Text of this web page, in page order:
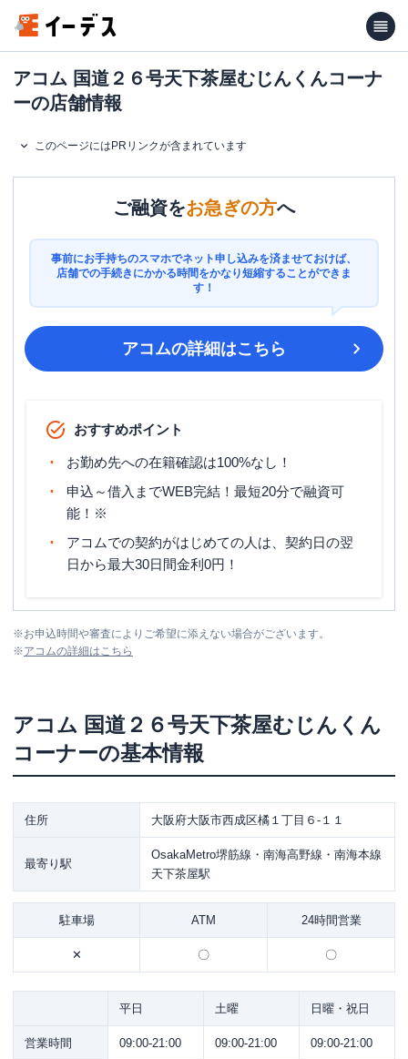
アコム 国道２６号天下茶屋むじんくんコーナ
ーの店舗情報
このページにはPRリンクが含まれています
ご融資をお急ぎの方へ
事前にお手持ちのスマホでネット申し込みを済ませておけば、
店舗での手続きにかかる時間をかなり短縮することができま
す！
アコムの詳細はこちら
おすすめポイント
お勤め先への在籍確認は100%なし！
申込～借入までWEB完結！最短20分で融資可
能！※
アコムでの契約がはじめての人は、契約日の翌
日から最大30日間金利0円！
※お申込時間や審査によりご希望に添えない場合がございます。
※アコムの詳細はこちら
アコム 国道２６号天下茶屋むじんくん
コーナーの基本情報
住所 大阪府大阪市西成区橘１丁目６-１１
最寄り駅
OsakaMetro堺筋線・南海高野線・南海本線
天下茶屋駅
駐車場 ATM 24時間営業
✕ 〇 〇
平日 土曜 日曜・祝日
営業時間 09:00-21:00 09:00-21:00 09:00-21:00